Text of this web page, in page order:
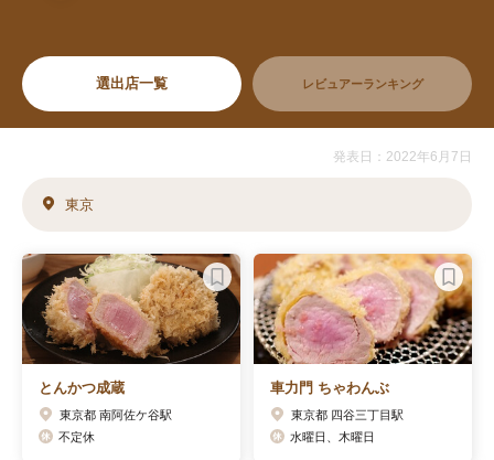
選出店一覧 レビュアーランキング
発表日：2022年6月7日
東京
とんかつ成蔵
東京都 南阿佐ケ谷駅
不定休
車力門 ちゃわんぶ
東京都 四谷三丁目駅
水曜日、木曜日